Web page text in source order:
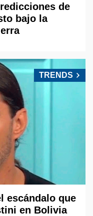
de
bajo la
TRENDS
escándalo que
en Bolivia